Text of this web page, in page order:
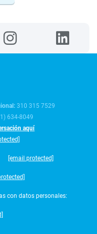
310 315 7529
634-8049
aquí
[email protected]
con datos personales: